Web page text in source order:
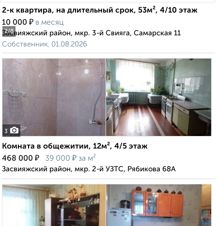
2/8
2-к квартира, на длительный срок, 53м², 4/10 этаж
10 000 ₽ в месяц
Засвияжский район, мкр. 3-й Свияга, Самарская 11
Собственник, 01.08.2026
3
Комната в общежитии, 12м², 4/5 этаж
468 000 ₽ 39 000 ₽ за м²
Засвияжский район, мкр. 2-й УЗТС, Рябикова 68А